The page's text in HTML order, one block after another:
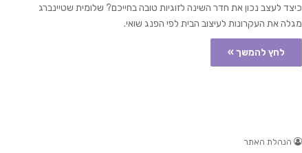
כיצד לעצב נכון את חדר השינה לזוגיות טובה בחייכם? שלומית שטיינברג
מגלה את העקרונות לעיצוב הבית לפי הפנג שואי.
לחץ להמשך »
הנהלת האתר